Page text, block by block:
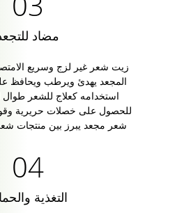
مضاد
زيت شعر غير لزج وسريع
المجعد يهدئ ويرطب ويحافظ
استخدامه كعلاج للشعر طوال
للحصول على خصلات حريرية
شعر مجعد يبرز بين منتجات
التغذية